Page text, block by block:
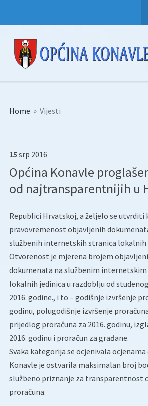
Home » Vijesti
15 srp 2016
Općina Konavle
od najtransparentnijih u
Republici Hrvatskoj, a željelo se utvrditi
pravovremenost objavljenih
službenih internetskih stranica lokalnih
Otvorenost je mjerena brojem
dokumenata na službenim
lokalnih jedinica u razdoblju od
2016. godine., i to – godišnje izvršenje
godinu, polugodišnje izvršenje
prijedlog proračuna za 2016. godinu,
2016. godinu i proračun za građane.
Svaka kategorija se ocjenivala ocjenama
Konavle je ostvarila maksimalan broj
službeno priznanje za transparentnost
proračuna.